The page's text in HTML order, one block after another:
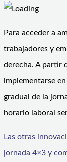
Para acceder a
trabajadores y
derecha. A partir
implementarse
gradual de la
horario laboral
Las otras
jornada 4×3 y